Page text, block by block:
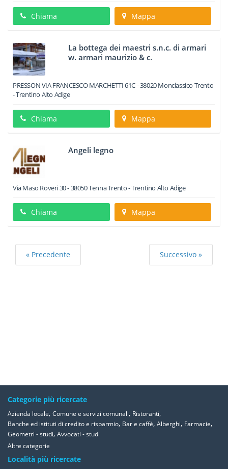
Chiama Mappa
La bottega dei maestri s.n.c. di armari
w. armari maurizio & c.
PRESSON VIA FRANCESCO MARCHETTI 61C-38020Monclassico Trento
-Trentino Alto Adige
Chiama Mappa
Angeli legno
Via Maso Roveri 30-38050TennaTrento -Trentino Alto Adige
Chiama Mappa
« Precedente Successivo »
Categorie più ricercate
Azienda locale, Comune e servizi comunali, Ristoranti,
Banche ed istituti di credito e risparmio, Bar e caffè, Alberghi, Farmacie,
Geometri - studi, Avvocati - studi
Altre categorie
Località più ricercate